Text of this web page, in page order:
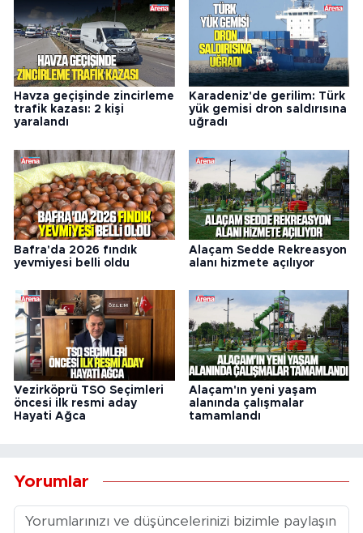
Havza geçişinde zincirleme
trafik kazası: 2 kişi
yaralandı
Karadeniz'de gerilim: Türk
yük gemisi dron saldırısına
uğradı
Bafra'da 2026 fındık
yevmiyesi belli oldu
Alaçam Sedde Rekreasyon
alanı hizmete açılıyor
Vezirköprü TSO Seçimleri
öncesi ilk resmi aday
Hayati Ağca
Alaçam'ın yeni yaşam
alanında çalışmalar
tamamlandı
Yorumlar